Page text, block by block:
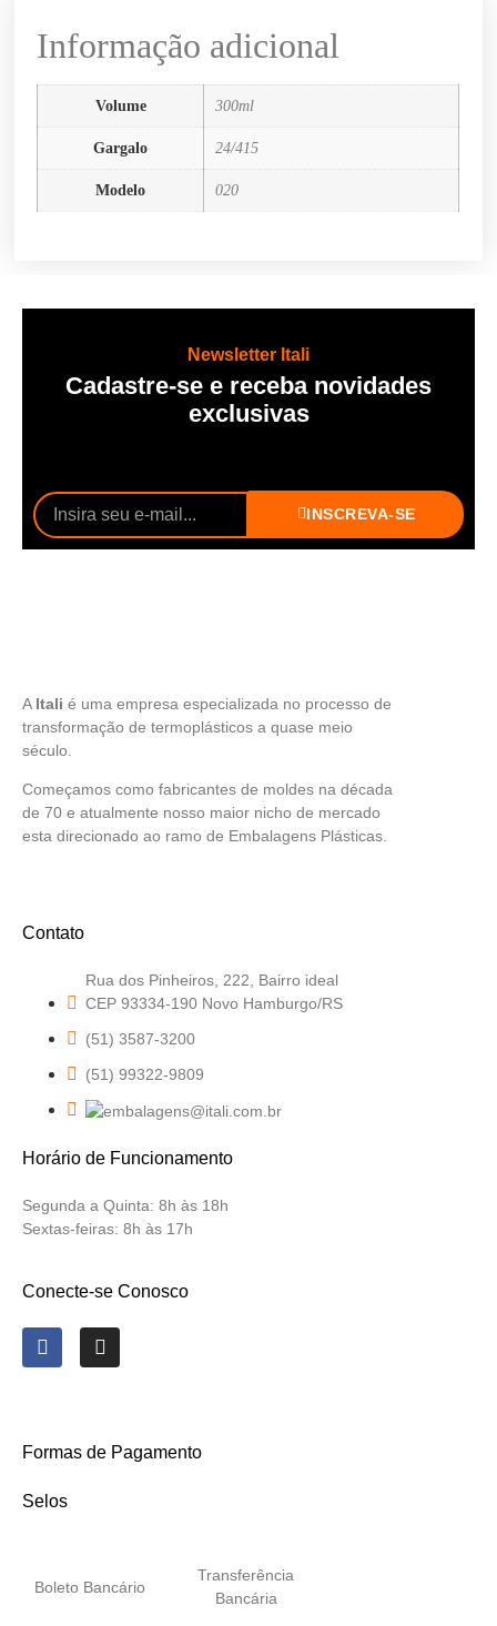
Informação adicional
Volume 300ml
Gargalo 24/415
Modelo 020
Newsletter Itali
Cadastre-se e receba novidades
exclusivas
INSCREVA-SE
A Itali é uma empresa especializada no processo de
transformação de termoplásticos a quase meio
século.
Começamos como fabricantes de moldes na década
de 70 e atualmente nosso maior nicho de mercado
esta direcionado ao ramo de Embalagens Plásticas.
Contato
Rua dos Pinheiros, 222, Bairro ideal
CEP 93334-190 Novo Hamburgo/RS
(51) 3587-3200
(51) 99322-9809
Horário de Funcionamento
Segunda a Quinta: 8h às 18h
Sextas-feiras: 8h às 17h
Conecte-se Conosco
Formas de Pagamento
Selos
Boleto Bancário
Transferência
Bancária